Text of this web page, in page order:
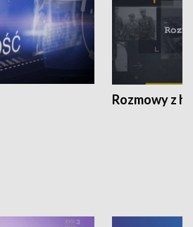
Rozmowy z